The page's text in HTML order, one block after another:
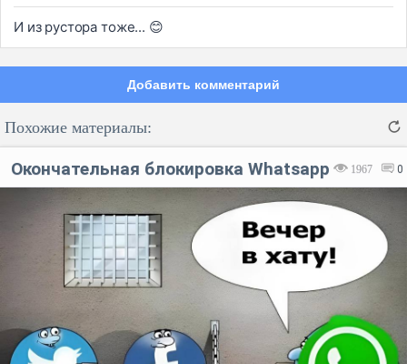
И из рустора тоже... 😊
Добавить комментарий
Отмена Отправить
Похожие материалы:
1967 0
Окончательная блокировка Whatsapp